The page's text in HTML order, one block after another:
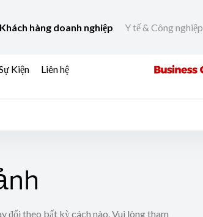
Khách hàng doanh nghiệp Y tế & Công nghiệp
Kiện Liên hệ
đổi theo bất kỳ cách nào. Vui lòng tham